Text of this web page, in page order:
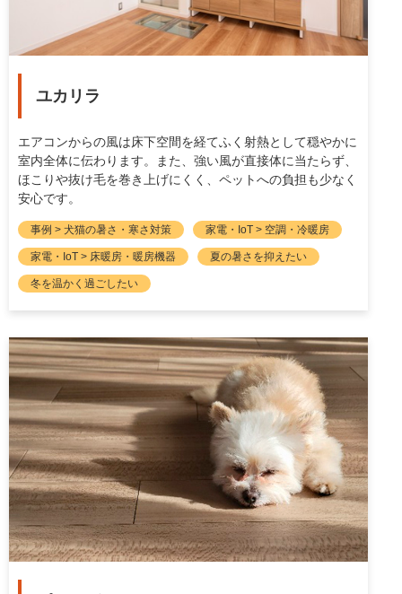
ユカリラ
エアコンからの風は床下空間を経てふく射熱として穏やかに
室内全体に伝わります。また、強い風が直接体に当たらず、
ほこりや抜け毛を巻き上げにくく、ペットへの負担も少なく
安心です。
事例 > 犬猫の暑さ・寒さ対策 家電・IoT > 空調・冷暖房
家電・IoT > 床暖房・暖房機器 夏の暑さを抑えたい
冬を温かく過ごしたい